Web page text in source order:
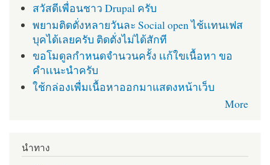
สวัสดีเพื่อนชาว Drupal ครับ
พยามติดตั่งหลายวันละ Social open ไช้เเทนเฟส
บุคได้เลยครับ ติดตั่งไม่ได้สักที
ขอโมดูลกำหนดจำนวนครั้ง เเก้ใขเนื้อหา ขอ
คำเเนะนำครับ
ใช้กล่องเพื่มเนื้อหาออกมาแสดงหน้าเว็บ
More
นำทาง